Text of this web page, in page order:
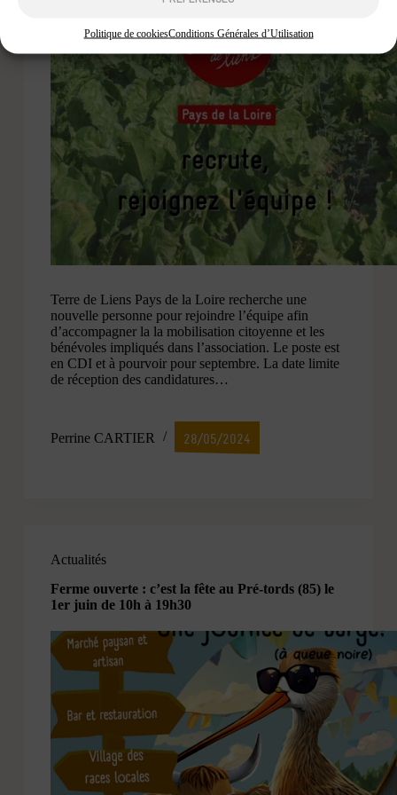
Politique de cookiesConditions Générales d’Utilisation
Terre de Liens Pays de la Loire recherche une
nouvelle personne pour rejoindre l’équipe afin
d’accompagner la la mobilisation citoyenne et les
bénévoles impliqués dans l’association. Le poste est
en CDI et à pourvoir pour septembre. La date limite
de réception des candidatures…
Perrine CARTIER 28/05/2024
Actualités
Ferme ouverte : c’est la fête au Pré-tords (85) le
1er juin de 10h à 19h30